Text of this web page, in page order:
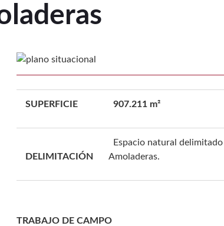
SUPERFICIE 907.211 m²
DELIMITACIÓN
Espacio natural
Amoladeras.
TRABAJO DE CAMPO